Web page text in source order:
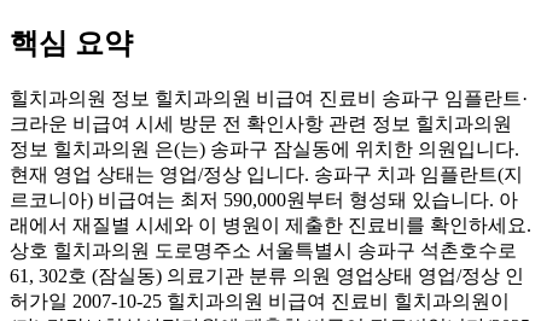
핵심 요약
힐치과의원 정보 힐치과의원 비급여 진료비 송파구 임플란트·
크라운 비급여 시세 방문 전 확인사항 관련 정보 힐치과의원
정보 힐치과의원 은(는) 송파구 잠실동에 위치한 의원입니다.
현재 영업 상태는 영업/정상 입니다. 송파구 치과 임플란트(지
르코니아) 비급여는 최저 590,000원부터 형성돼 있습니다. 아
래에서 재질별 시세와 이 병원이 제출한 진료비를 확인하세요.
상호 힐치과의원 도로명주소 서울특별시 송파구 석촌호수로
61, 302호 (잠실동) 의료기관 분류 의원 영업상태 영업/정상 인
허가일 2007-10-25 힐치과의원 비급여 진료비 힐치과의원이